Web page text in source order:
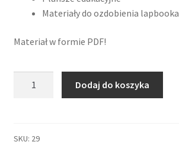
Materiały do ozdobienia lapbooka
Materiał w formie PDF!
życie"
Dodaj do koszyka
SKU: 29